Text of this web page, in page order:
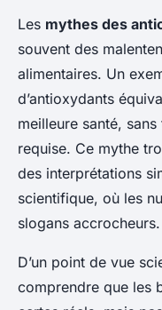
Les mythes des
souvent des
alimentaires. Un
d’antioxydants
meilleure santé,
requise. Ce mythe
des interprétations
scientifique, où les
slogans accrocheurs.
D’un point de vue
comprendre que les